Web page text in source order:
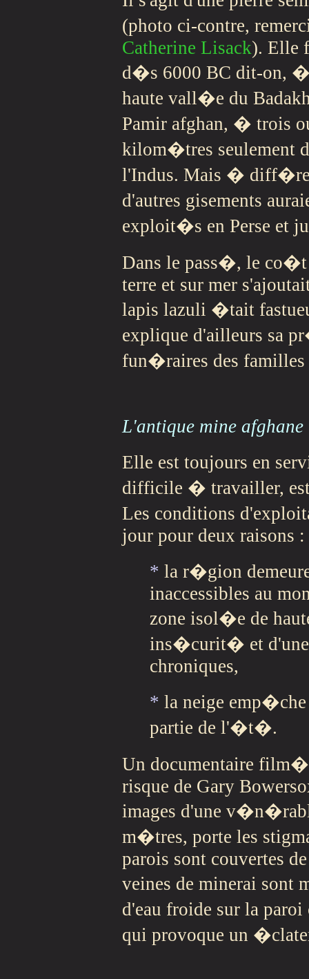
(photo ci-contre,
Catherine Lisack). Elle
d�s 6000 BC dit-on,
haute vall�e du
Pamir afghan, � trois
kilom�tres seulement
l'Indus. Mais �
d'autres gisements
exploit�s en Perse et
Dans le pass�, le co�t
terre et sur mer
lapis lazuli �tait
explique d'ailleurs sa
fun�raires des
L'antique mine afghane
Elle est toujours en
difficile � travailler,
Les conditions
jour pour deux raisons :
* la r�gion
inaccessibles au
zone isol�e de
ins�curit� et
chroniques,
* la neige
partie de l'�t�.
Un documentaire
risque de Gary
images d'une
m�tres, porte les
parois sont couvertes
veines de minerai
d'eau froide sur la
qui provoque un